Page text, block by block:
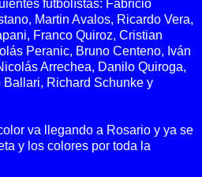
futbolístas: Fabricio
Martin Avalos, Ricardo Vera,
Franco Quiroz, Cristian
Peranic, Bruno Centeno, Iván
Arrechea, Danilo Quiroga,
Richard Schunke y
va llegando a Rosario y ya se
y los colores por toda la